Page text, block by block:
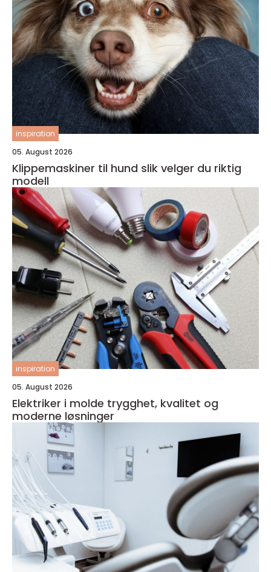
inspiration
05. August 2026
Klippemaskiner til hund slik velger du riktig
modell
inspiration
05. August 2026
Elektriker i molde trygghet, kvalitet og
moderne løsninger